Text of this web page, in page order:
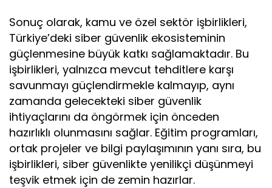
Sonuç olarak, kamu ve özel sektör işbirlikleri,
Türkiye’deki siber güvenlik ekosisteminin
güçlenmesine büyük katkı sağlamaktadır. Bu
işbirlikleri, yalnızca mevcut tehditlere karşı
savunmayı güçlendirmekle kalmayıp, aynı
zamanda gelecekteki siber güvenlik
ihtiyaçlarını da öngörmek için önceden
hazırlıklı olunmasını sağlar. Eğitim programları,
ortak projeler ve bilgi paylaşımının yanı sıra, bu
işbirlikleri, siber güvenlikte yenilikçi düşünmeyi
teşvik etmek için de zemin hazırlar.